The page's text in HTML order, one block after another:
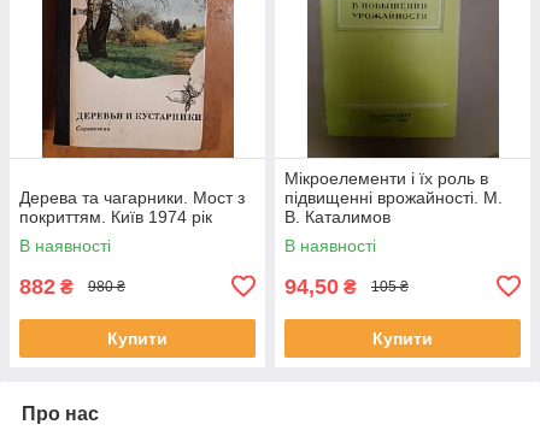
Дерева та чагарники. Мост з
покриттям. Київ 1974 рік
В наявності
882 ₴ 980 ₴
Купити
Мікроелементи і їх роль в
підвищенні врожайності. М.
В. Каталимов
В наявності
94,50 ₴ 105 ₴
Купити
Про нас